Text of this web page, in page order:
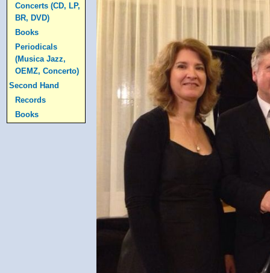
Concerts (CD, LP,
BR, DVD)
Books
Periodicals
(Musica Jazz,
OEMZ, Concerto)
Second Hand
Records
Books